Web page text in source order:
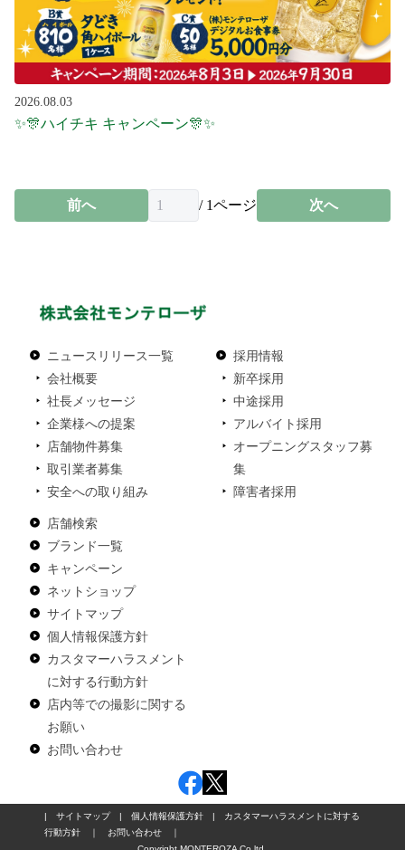
2026.08.03
✨🎊ハイチキ キャンペーン🎊✨
前へ / 1ページ 次へ
ニュースリリース一覧
会社概要
社長メッセージ
企業様への提案
店舗物件募集
取引業者募集
安全への取り組み
採用情報
新卒採用
中途採用
アルバイト採用
オープニングスタッフ募
集
障害者採用
店舗検索
ブランド一覧
キャンペーン
ネットショップ
サイトマップ
個人情報保護方針
カスタマーハラスメント
に対する行動方針
店内等での撮影に関する
お願い
お問い合わせ
| サイトマップ| 個人情報保護方針|
カスタマーハラスメントに対する
行動方針｜ お問い合わせ｜